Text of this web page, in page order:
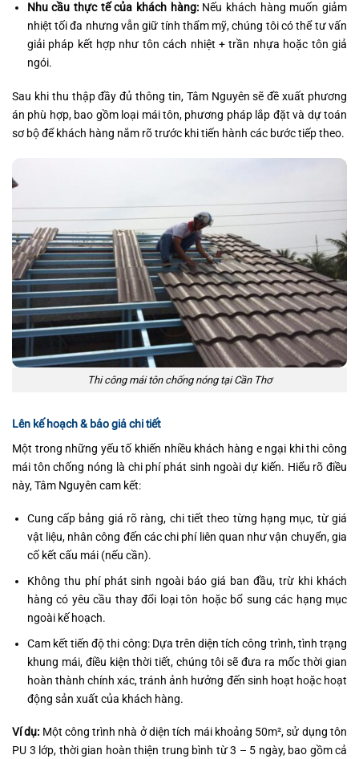
Nhu cầu thực tế của khách hàng:Nếu khách hàng muốn giảm
nhiệt tối đa nhưng vẫn giữ tính thẩm mỹ, chúng tôi có thể tư vấn
giải pháp kết hợp như tôn cách nhiệt + trần nhựa hoặc tôn giả
ngói.
Sau khi thu thập đầy đủ thông tin, Tâm Nguyên sẽ đề xuất phương
án phù hợp, bao gồm loại mái tôn, phương pháp lắp đặt và dự toán
sơ bộ để khách hàng nắm rõ trước khi tiến hành các bước tiếp theo.
Thi công mái tôn chống nóng tại Cần Thơ
Lên kế hoạch & báo giá chi tiết
Một trong những yếu tố khiến nhiều khách hàng e ngại khi thi công
mái tôn chống nóng là chi phí phát sinh ngoài dự kiến. Hiểu rõ điều
này, Tâm Nguyên cam kết:
Cung cấp bảng giá rõ ràng, chi tiết theo từng hạng mục, từ giá
vật liệu, nhân công đến các chi phí liên quan như vận chuyển, gia
cố kết cấu mái (nếu cần).
Không thu phí phát sinh ngoài báo giá ban đầu, trừ khi khách
hàng có yêu cầu thay đổi loại tôn hoặc bổ sung các hạng mục
ngoài kế hoạch.
Cam kết tiến độ thi công: Dựa trên diện tích công trình, tình trạng
khung mái, điều kiện thời tiết, chúng tôi sẽ đưa ra mốc thời gian
hoàn thành chính xác, tránh ảnh hưởng đến sinh hoạt hoặc hoạt
động sản xuất của khách hàng.
Ví dụ: Một công trình nhà ở diện tích mái khoảng 50m², sử dụng tôn
PU 3 lớp, thời gian hoàn thiện trung bình từ 3 – 5 ngày, bao gồm cả